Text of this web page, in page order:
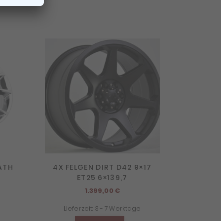
4X FELGEN DIRT D42 9×17
ET25 6×139,7
1.399,00 €
Lieferzeit: 3 - 7 Werktage